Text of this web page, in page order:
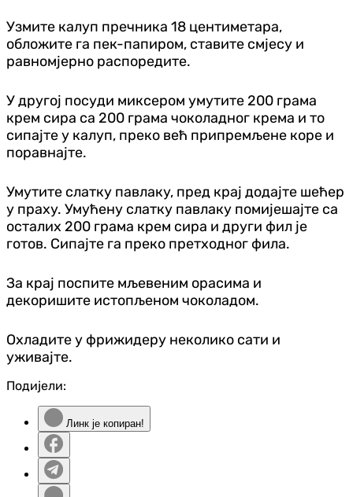
Узмите калуп пречника 18 центиметара,
обложите га пек-папиром, ставите смјесу и
равномјерно распоредите.
У другој посуди миксером умутите 200 грама
крем сира са 200 грама чоколадног крема и то
сипајте у калуп, преко већ припремљене коре и
поравнајте.
Умутите слатку павлаку, пред крај додајте шећер
у праху. Умућену слатку павлаку помијешајте са
осталих 200 грама крем сира и други фил је
готов. Сипајте га преко претходног фила.
За крај поспите мљевеним орасима и
декоришите истопљеном чоколадом.
Охладите у фрижидеру неколико сати и
уживајте.
Подијели:
Линк је копиран!